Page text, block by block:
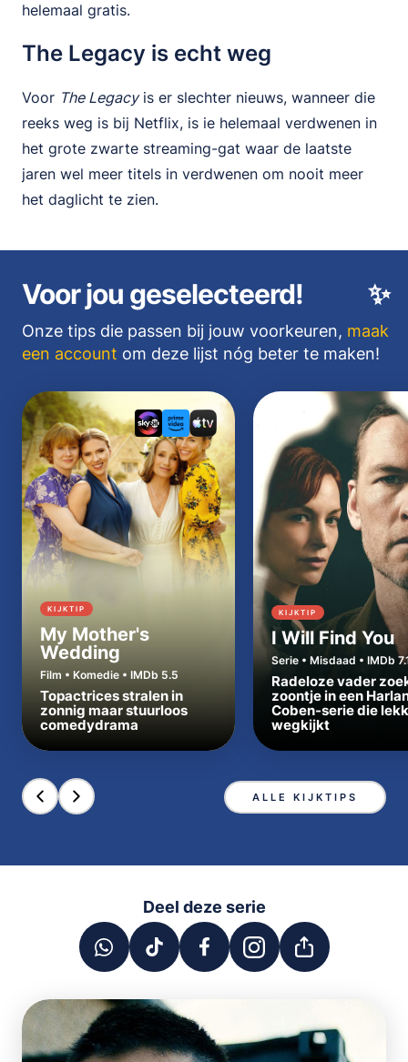
helemaal gratis.
The Legacy is echt weg
Voor The Legacyis er slechter nieuws, wanneer die
reeks weg is bij Netflix, is ie helemaal verdwenen in
het grote zwarte streaming-gat waar de laatste
jaren wel meer titels in verdwenen om nooit meer
het daglicht te zien.
✨
Voor jou geselecteerd!
Onze tips die passen bij jouw voorkeuren, maak
een account om deze lijst nóg beter te maken!
KIJKTIP
My Mother's
Wedding
Film • Komedie • IMDb 5.5
Topactrices stralen in
zonnig maar stuurloos
comedydrama
KIJKTIP
I Will Find You
Serie • Misdaad • IMDb
Radeloze vader
zoontje in een
Coben-serie die
wegkijkt
ALLE KIJKTIPS
Deel deze serie